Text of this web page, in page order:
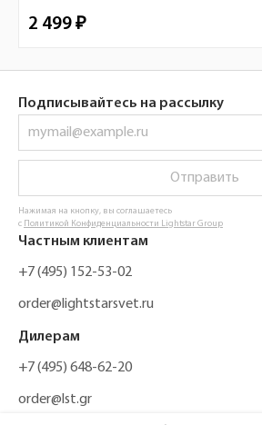
2 499 ₽
Подписывайтесь на рассылку
Отправить
Нажимая на кнопку, вы соглашаетесь
с Политикой Конфиденциальности Lightstar Group
Частным клиентам
+7 (495) 152-53-02
order@lightstarsvet.ru
Дилерам
+7 (495) 648-62-20
order@lst.gr